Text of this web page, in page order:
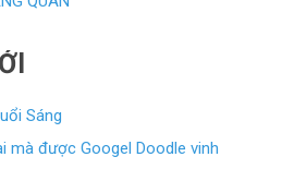
Sáng
mà được Googel Doodle vinh